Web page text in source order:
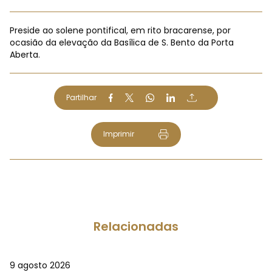
Preside ao solene pontifical, em rito bracarense, por
ocasião da elevação da Basílica de S. Bento da Porta
Aberta.
Partilhar
Imprimir
Relacionadas
9 agosto 2026